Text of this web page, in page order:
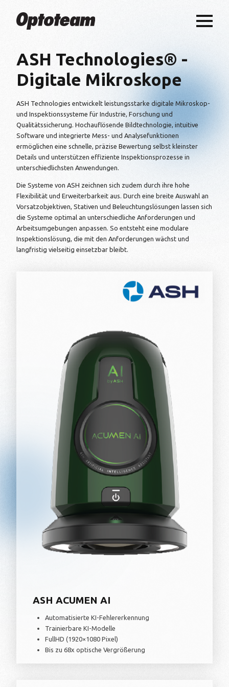
ASH Technologies® -
Digitale Mikroskope
ASH Technologies entwickelt leistungsstarke digitale Mikroskop-
und Inspektionssysteme für Industrie, Forschung und
Qualitätssicherung. Hochauflösende Bildtechnologie, intuitive
Software und integrierte Mess- und Analysefunktionen
ermöglichen eine schnelle, präzise Bewertung selbst kleinster
Details und unterstützen effiziente Inspektionsprozesse in
unterschiedlichsten Anwendungen.
Die Systeme von ASH zeichnen sich zudem durch ihre hohe
Flexibilität und Erweiterbarkeit aus. Durch eine breite Auswahl an
Vorsatzobjektiven, Stativen und Beleuchtungslösungen lassen sich
die Systeme optimal an unterschiedliche Anforderungen und
Arbeitsumgebungen anpassen. So entsteht eine modulare
Inspektionslösung, die mit den Anforderungen wächst und
langfristig vielseitig einsetzbar bleibt.
ASH ACUMEN AI
Automatisierte KI-Fehlererkennung
Trainierbare KI-Modelle
FullHD (1920×1080 Pixel)
Bis zu 68x optische Vergrößerung